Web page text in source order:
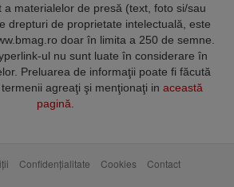
a materialelor de presă (text, foto si/sau
drepturi de proprietate intelectuală, este
doar în limita a 250 de semne.
ul nu sunt luate în considerare în
Preluarea de informaţii poate fi făcută
agreaţi şi menţionaţi in această
pagină
Confidențialitate Cookies Contact